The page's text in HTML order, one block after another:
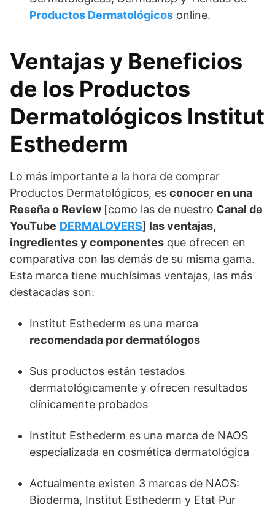
Productos Dermatológicos online.
Ventajas y Beneficios
de los Productos
Dermatológicos Institut
Esthederm
Lo más importante a la hora de comprar
Productos Dermatológicos, es conocer en una
Reseña o Review [como las de nuestro Canal de
YouTube DERMALOVERS] las ventajas,
ingredientes y componentes que ofrecen en
comparativa con las demás de su misma gama.
Esta marca tiene muchísimas ventajas, las más
destacadas son:
Institut Esthederm es una marca
recomendada por dermatólogos
Sus productos están testados
dermatológicamente y ofrecen resultados
clínicamente probados
Institut Esthederm es una marca de NAOS
especializada en cosmética dermatológica
Actualmente existen 3 marcas de NAOS:
Bioderma, Institut Esthederm y Etat Pur